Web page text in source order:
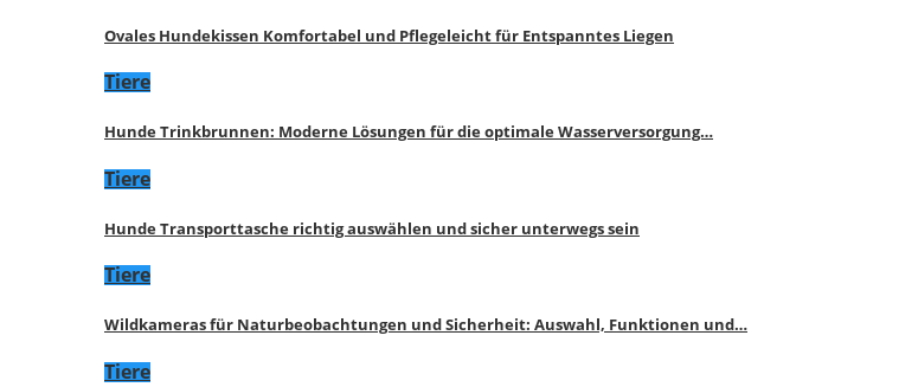
Ovales Hundekissen Komfortabel und Pflegeleicht für Entspanntes Liegen
Tiere
Hunde Trinkbrunnen: Moderne Lösungen für die optimale Wasserversorgung…
Tiere
Hunde Transporttasche richtig auswählen und sicher unterwegs sein
Tiere
Wildkameras für Naturbeobachtungen und Sicherheit: Auswahl, Funktionen und…
Tiere